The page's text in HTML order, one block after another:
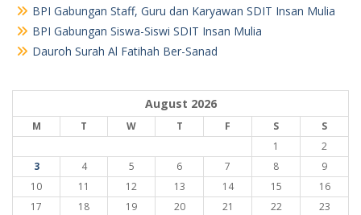
BPI Gabungan Staff, Guru dan Karyawan SDIT Insan Mulia
BPI Gabungan Siswa-Siswi SDIT Insan Mulia
Dauroh Surah Al Fatihah Ber-Sanad
August 2026
M T W T F S
S
1
2
3
4 5 6 7 8
9
10
11 12 13 14 15
16
17
18 19 20 21 22
23